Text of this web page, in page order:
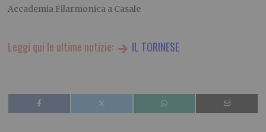
Accademia Filarmonica a Casale
Leggi qui le ultime notizie: IL TORINESE